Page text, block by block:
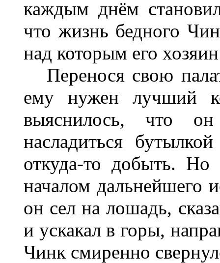
каждым днём
что жизнь бедного
над которым его
Перенося свою
ему нужен лучший
выяснилось, что
насладиться
откуда-то добыть. Но
началом дальнейшего
он сел на лошадь,
и ускакал в горы,
Чинк смиренно